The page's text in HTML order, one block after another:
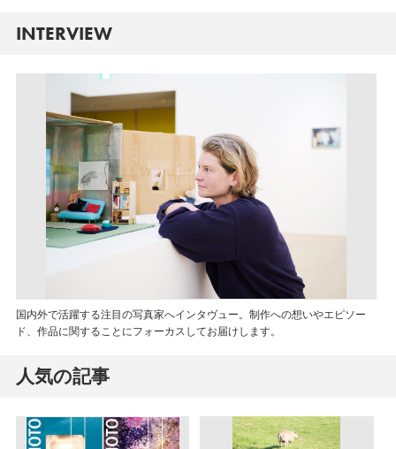
INTERVIEW
国内外で活躍する注目の写真家へインタヴュー。制作への想いやエピソー
ド、作品に関することにフォーカスしてお届けします。
人気の記事